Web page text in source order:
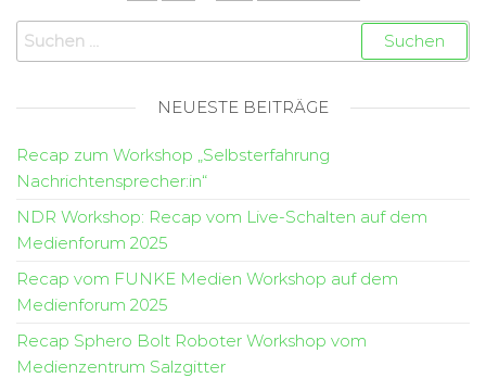
NEUESTE BEITRÄGE
Recap zum Workshop „Selbsterfahrung
Nachrichtensprecher:in“
NDR Workshop: Recap vom Live-Schalten auf dem
Medienforum 2025
Recap vom FUNKE Medien Workshop auf dem
Medienforum 2025
Recap Sphero Bolt Roboter Workshop vom
Medienzentrum Salzgitter